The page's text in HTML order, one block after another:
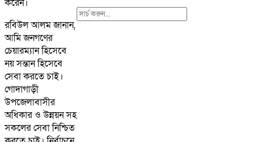
করেন।
রবিউল আলম জানান,
আমি জনগণের
চেয়ারম্যান হিসেবে
নয় সন্তান হিসেবে
সেবা করতে চাই।
গোদাগাড়ী
উপজেলাবাসীর
অধিকার ও উন্নয়ন সহ
সকলের সেবা নিশ্চিত
Search
For: